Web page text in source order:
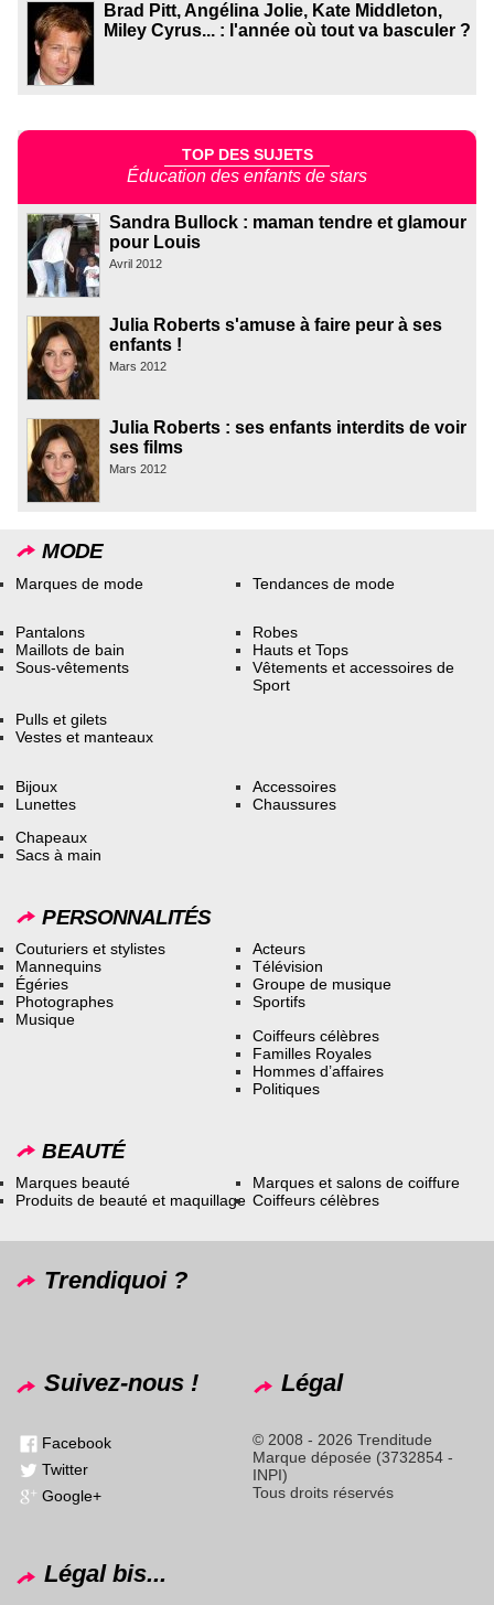
Brad Pitt, Angélina Jolie, Kate Middleton,
Miley Cyrus... : l'année où tout va basculer ?
TOP DES SUJETS
Éducation des enfants de stars
Sandra Bullock : maman tendre et glamour
pour Louis
Avril 2012
Julia Roberts s'amuse à faire peur à ses
enfants !
Mars 2012
Julia Roberts : ses enfants interdits de voir
ses films
Mars 2012
MODE
Marques de mode Tendances de mode
Pantalons
Maillots de bain
Sous-vêtements
Robes
Hauts et Tops
Vêtements et accessoires de
Sport
Pulls et gilets
Vestes et manteaux
Bijoux
Lunettes
Accessoires
Chaussures
Chapeaux
Sacs à main
PERSONNALITÉS
Couturiers et stylistes
Mannequins
Égéries
Photographes
Musique
Acteurs
Télévision
Groupe de musique
Sportifs
Coiffeurs célèbres
Familles Royales
Hommes d’affaires
Politiques
BEAUTÉ
Marques beauté
Produits de beauté et maquillage
Marques et salons de coiffure
Coiffeurs célèbres
Trendiquoi ?
Suivez-nous !
Facebook
Twitter
Google+
Légal
© 2008 - 2026 Trenditude
Marque déposée (3732854 -
INPI)
Tous droits réservés
Légal bis...